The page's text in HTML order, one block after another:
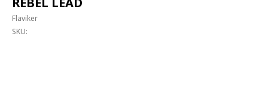
Flaviker
SKU: